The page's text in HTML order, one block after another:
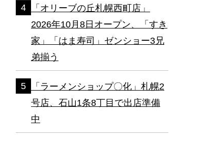
「オリーブの丘札幌西町店」
2026年10月8日オープン、「すき
家」「はま寿司」ゼンショー3兄
弟揃う
「ラーメンショップ〇化」札幌2
号店、石山1条8丁目で出店準備
中